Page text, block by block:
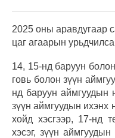
2025 оны аравдугаар
цаг агаарын
14, 15-нд баруун
говь болон зүүн
нд баруун аймгуудын
зүүн аймгуудын ихэнх
хойд хэсгээр, 17-нд
хэсэг, зүүн